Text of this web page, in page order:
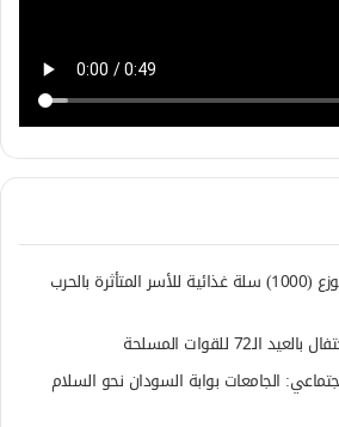
الهلال الأحمر السوداني يوزع (1000) سلة غذائية للأسر المتأثرة بالحرب
للقوات المسلحة
الجامعات بوابة السودان نحو السلام